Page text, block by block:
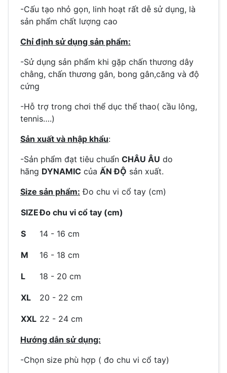
-Cấu tạo nhỏ gọn, linh hoạt rất dễ sử dụng, là
sản phẩm chất lượng cao
Chỉ định sử dụng sản phẩm:
-Sử dụng sản phẩm khi gặp chấn thương dây
chằng, chấn thương gân, bong gân,căng và độ
cứng
-Hỗ trợ trong chơi thể dục thể thao( cầu lông,
tennis….)
Sản xuất và nhập khẩu:
-Sản phẩm đạt tiêu chuẩn CHÂU ÂU do
hãng DYNAMIC của ẤN ĐỘ sản xuất.
Size sản phẩm: Đo chu vi cổ tay (cm)
SIZEĐo chu vi cổ tay (cm)
S 14 - 16 cm
M 16 - 18 cm
L 18 - 20 cm
XL 20 - 22 cm
XXL 22 - 24 cm
Hướng dẫn sử dụng:
-Chọn size phù hợp ( đo chu vi cổ tay)